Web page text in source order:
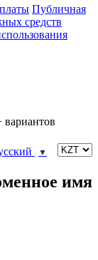
Публичная
средств
вариантов
▼
имя